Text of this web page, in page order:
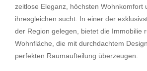
zeitlose Eleganz, höchsten Wohnkomfort
ihresgleichen sucht. In einer der
der Region gelegen, bietet die Immobilie
Wohnfläche, die mit durchdachtem
perfekten Raumaufteilung überzeugen.